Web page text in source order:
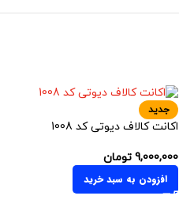
جدید
اکانت کالاف دیوتی کد 1008
9,000,000 تومان
افزودن به سبد خرید